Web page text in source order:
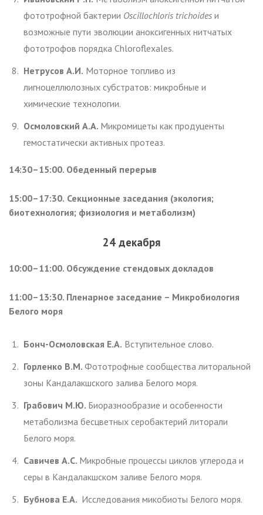
фототрофной бактерии Oscillochloris trichoides и
возможные пути эволюции аноксигенных нитчатых
фототрофов порядка Chloroflexales.
Нетрусов А.И. Моторное топливо из
лигноцеллюлозных субстратов: микробные и
химические технологии.
Осмоловский А.А. Микромицеты как продуценты
гемостатически активных протеаз.
14:30–15:00. Обеденный перерыв
15:00–17:30. Секционные заседания (экология;
биотехнология; физиология и метаболизм)
24 декабря
10:00–11:00. Обсуждение стендовых докладов
11:00–13:30. Пленарное заседание – Микробиология
Белого моря
Бонч-Осмоловская Е.А. Вступительное слово.
Горленко В.М. Фототрофные сообщества литоральной
зоны Кандалакшского залива Белого моря.
Грабович М.Ю. Биоразнообразие и особенности
метаболизма бесцветных серобактерий литорали
Белого моря.
Савичев А.С. Микробные процессы циклов углерода и
серы в Кандалакшском заливе Белого моря.
Бубнова Е.А. Исследования микобиоты Белого моря.